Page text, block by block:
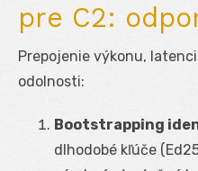
pre C2:
Prepojenie výkonu,
odolnosti:
Bootstrapping
dlhodobé kľúče